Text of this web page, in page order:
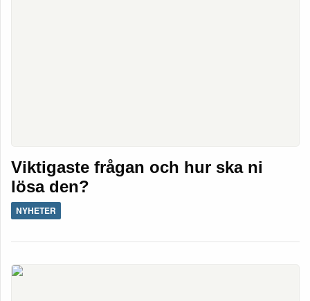
Viktigaste frågan och hur ska ni
lösa den?
NYHETER